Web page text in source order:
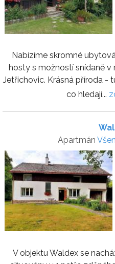
Nabízíme skromné
hosty s možností snídaně
Jetřichovic. Krásná příroda -
co hledají...
Apartmán
V objektu Waldex se